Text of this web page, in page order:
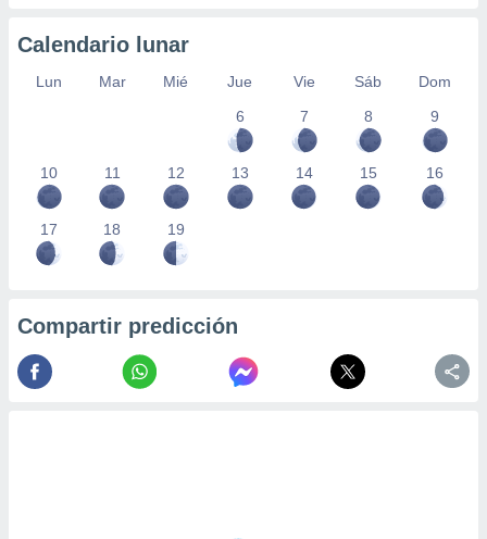
Calendario lunar
Lun Mar Mié Jue Vie Sáb
Dom
6
7 8 9
10 11 12 13 14 15 16
17 18 19
Compartir predicción